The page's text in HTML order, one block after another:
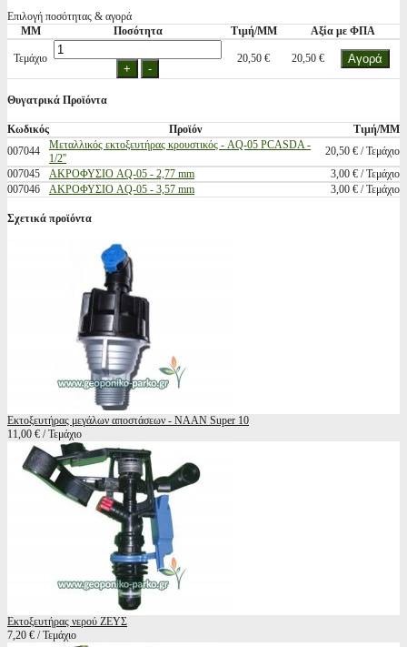
Επιλογή ποσότητας & αγορά
ΜΜ
Ποσότητα Τιμή/ΜΜ Αξία με ΦΠΑ
Τεμάχιο 20,50 € 20,50 €
Θυγατρικά Προϊόντα
Κωδικός Προϊόν
Τιμή/ΜΜ
007044
Μεταλλικός εκτοξευτήρας κρουστικός - AQ-05 PCASDA -
1/2''
20,50 € / Τεμάχιο
007045
ΑΚΡΟΦΥΣΙΟ AQ-05 - 2,77 mm
3,00 € / Τεμάχιο
007046
ΑΚΡΟΦΥΣΙΟ AQ-05 - 3,57 mm 3,00 € / Τεμάχιο
Σχετικά προϊόντα
Εκτοξευτήρας μεγάλων αποστάσεων - NAAN Super 10
11,00 € / Τεμάχιο
Εκτοξευτήρας νερού ΖΕΥΣ
7,20 € / Τεμάχιο